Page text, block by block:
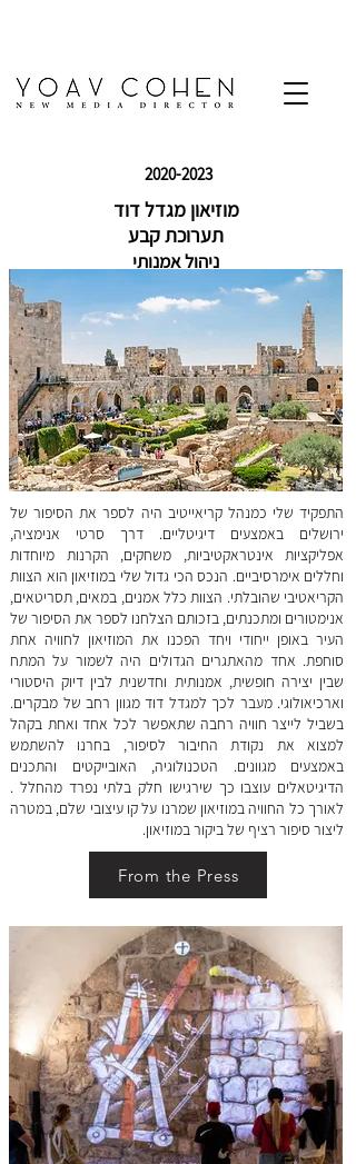
2020-2023
מוזיאון מגדל דוד
תערוכת קבע
ניהול אמנותי
​התפקיד שלי כמנהל קריאייטיב היה לספר את הסיפור של
ירושלים באמצעים דיגיטליים. דרך סרטי אנימציה,
אפליקציות אינטראקטיביות, משחקים, הקרנות מיוחדות
וחללים אימרסיביים. הנכס הכי גדול שלי במוזיאון הוא הצוות
הקריאטיבי שהובלתי. הצוות כלל אמנים, במאים, תסריטאים,
אנימטורים ומתכנתים, בזכותם הצלחנו לספר את הסיפור של
העיר באופן ייחודי ויחד הפכנו את המוזיאון לחוויה אחת
סוחפת. אחד מהאתגרים הגדולים היה לשמור על המתח
שבין יצירה חופשית, אמנותית וחדשנית לבין דיוק היסטורי
וארכיאולוגי. מעבר לכך למגדל דוד מגוון רחב של מבקרים.
בשביל לייצר חוויה רחבה שתאפשר לכל אחד ואחת בקהל
למצוא את נקודת החיבור לסיפור, בחרנו להשתמש
באמצעים מגוונים. הטכנולוגיה, האובייקטים והתכנים
הדיגיטאלים עוצבו כך שירגישו חלק בלתי נפרד מהחלל .
לאורך כל החוויה במוזיאון שמרנו על קו עיצובי שלם, במטרה
ליצור סיפור רציף של ביקור במוזיאון.
From the Press